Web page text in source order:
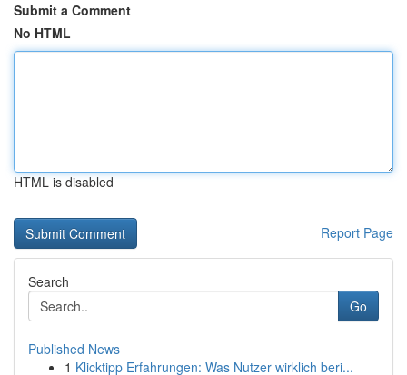
Submit a Comment
No HTML
HTML is disabled
Report Page
Search
Go
Published News
1 Klicktipp Erfahrungen: Was Nutzer wirklich beri...